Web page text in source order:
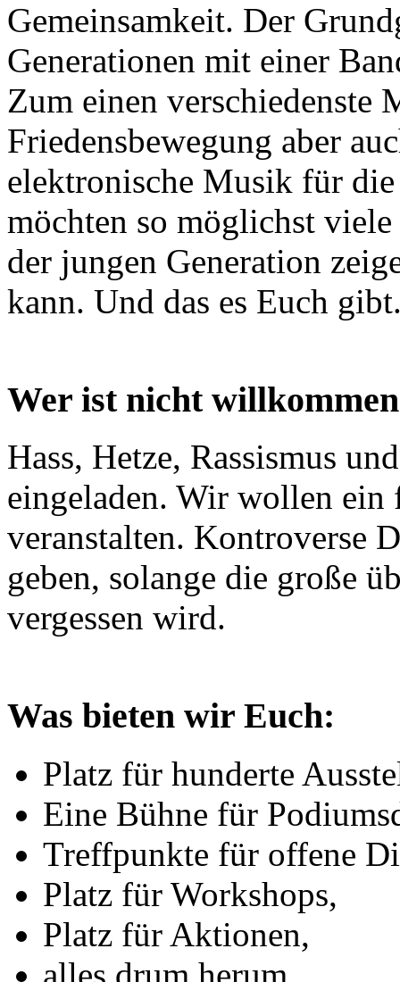
Gemeinsamkeit. Der
Generationen mit einer
Zum einen verschiedenste
Friedensbewegung aber
elektronische Musik für
möchten so möglichst
der jungen Generation
kann. Und das es Euch
Wer ist nicht
Hass, Hetze, Rassismus
eingeladen. Wir wollen
veranstalten. Kontroverse
geben, solange die große
vergessen wird.
Was bieten wir Euch:
Platz für hunderte
Eine Bühne für
Treffpunkte für offene
Platz für Workshops,
Platz für Aktionen,
alles drum herum